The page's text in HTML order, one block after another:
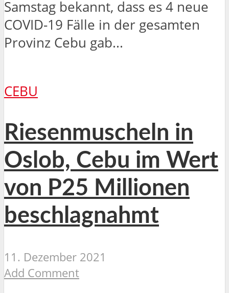
Samstag bekannt, dass es 4 neue
COVID-19 Fälle in der gesamten
Provinz Cebu gab...
CEBU
Riesenmuscheln in
Oslob, Cebu im Wert
von P25 Millionen
beschlagnahmt
11. Dezember 2021
Add Comment